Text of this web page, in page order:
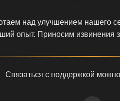
над улучшением нашего
опыт. Приносим извинения
Связаться с поддержкой